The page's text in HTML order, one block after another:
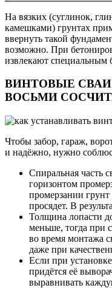
На вязких (суглинок,
камешками) грунтах
ввернуть такой
возможно. При
извлекают специальным
ВИНТОВЫЕ СВАИ
ВОСЬМИ
Чтобы забор, гараж,
и надёжно, нужно
Спиральная часть
горизонтом
промерзании
просядет. В
Толщина лопасти
меньше, тогда при
во время монтажа
даже при
Если при
придётся её
выравнивать